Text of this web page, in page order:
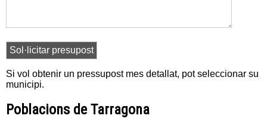
Si vol obtenir un pressupost mes detallat, pot seleccionar su
municipi.
Poblacions de Tarragona